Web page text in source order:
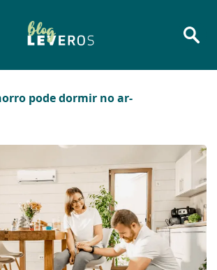
pode dormir no ar-